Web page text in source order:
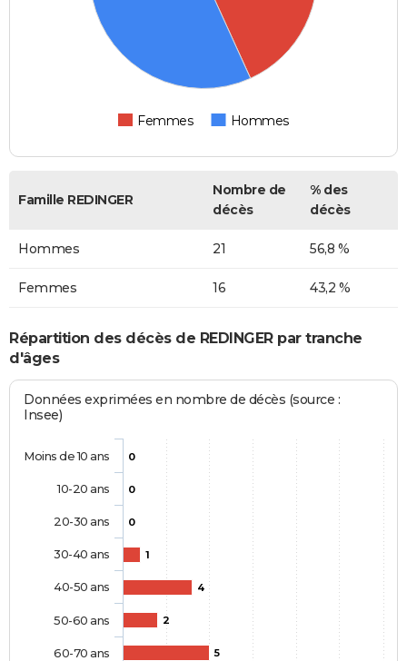
Femmes Hommes
Famille REDINGER
Nombre de
décès
% des
décès
Hommes 21 56,8 %
Femmes 16 43,2 %
Répartition des décès de REDINGER par tranche
d'âges
Données exprimées en nombre de décès (source :
Insee)
0
0
0
1
4
2
5
Moins de 10 ans
10-20 ans
20-30 ans
30-40 ans
40-50 ans
50-60 ans
60-70 ans